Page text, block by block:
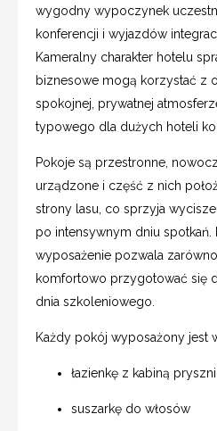
wygodny wypoczynek
konferencji i wyjazdów
Kameralny charakter hotelu
biznesowe mogą korzystać z
spokojnej, prywatnej
typowego dla dużych hoteli
Pokoje są przestronne,
urządzone i część z nich
strony lasu, co sprzyja
po intensywnym dniu spotkań.
wyposażenie pozwala
komfortowo przygotować się
dnia szkoleniowego.
Każdy pokój wyposażony jest
łazienkę z kabiną
suszarkę do włosów